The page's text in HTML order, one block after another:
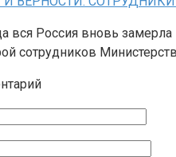
вся Россия вновь
сотрудников